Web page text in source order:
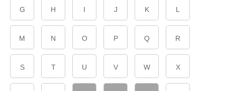
G H I J K L
M N O P Q R
S T U V W X